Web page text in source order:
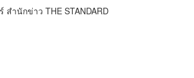
ำนักข่าว THE STANDARD